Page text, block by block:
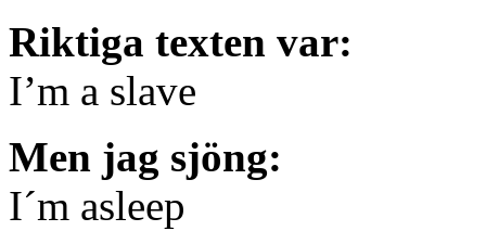
Riktiga texten var:
I’m a slave
Men jag sjöng:
I´m asleep